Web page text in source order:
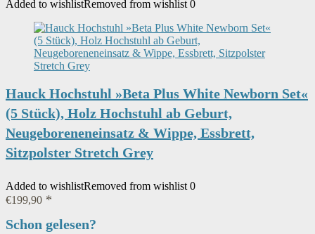
Added to wishlistRemoved from wishlist 0
Hauck Hochstuhl »Beta Plus White Newborn Set«
(5 Stück), Holz Hochstuhl ab Geburt,
Neugeboreneneinsatz & Wippe, Essbrett,
Sitzpolster Stretch Grey
Added to wishlistRemoved from wishlist 0
€199,90
Schon gelesen?